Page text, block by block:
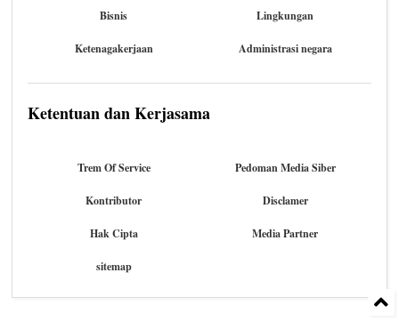
Bisnis Lingkungan
Ketenagakerjaan Administrasi negara
Ketentuan dan Kerjasama
Trem Of Service Pedoman Media Siber
Kontributor Disclamer
Hak Cipta Media Partner
sitemap